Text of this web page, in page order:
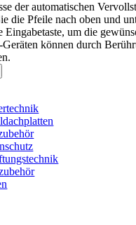
der automatischen
die Pfeile nach oben und
Eingabetaste, um die
können durch